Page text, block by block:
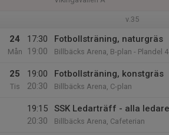
v.35
24
Mån
17:30
19:00
Fotbollsträning, naturgräs
Billbäcks Arena, B-plan - Plandel 4
25
Tis
19:00
20:30
Fotbollsträning, konstgräs
Billbäcks Arena, C-plan
19:15
20:30
SSK Ledarträff - alla ledare
Billbäcks Arena, Cafeterian